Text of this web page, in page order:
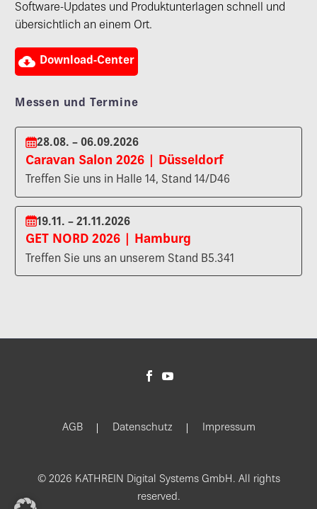
Software-Updates und Produktunterlagen schnell und
übersichtlich an einem Ort.
 Download-Center
Messen und Termine
28.08. – 06.09.2026
Caravan Salon 2026 | Düsseldorf
Treffen Sie uns in Halle 14, Stand 14/D46
19.11. – 21.11.2026
GET NORD 2026 | Hamburg
Treffen Sie uns an unserem Stand B5.341
AGB Datenschutz Impressum
© 2026 KATHREIN Digital Systems GmbH. All rights
reserved.